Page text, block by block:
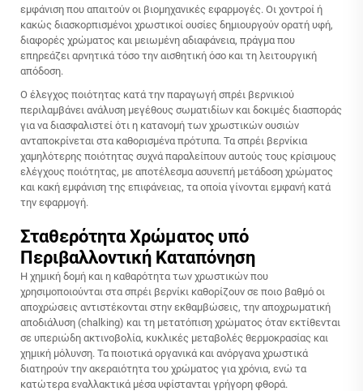
εμφάνιση που απαιτούν οι βιομηχανικές εφαρμογές. Οι χοντροί ή
κακώς διασκορπισμένοι χρωστικοί ουσίες δημιουργούν ορατή υφή,
διαφορές χρώματος και μειωμένη αδιαφάνεια, πράγμα που
επηρεάζει αρνητικά τόσο την αισθητική όσο και τη λειτουργική
απόδοση.
Ο έλεγχος ποιότητας κατά την παραγωγή σπρέι βερνικιού
περιλαμβάνει ανάλυση μεγέθους σωματιδίων και δοκιμές διασποράς
για να διασφαλιστεί ότι η κατανομή των χρωστικών ουσιών
ανταποκρίνεται στα καθορισμένα πρότυπα. Τα σπρέι βερνίκια
χαμηλότερης ποιότητας συχνά παραλείπουν αυτούς τους κρίσιμους
ελέγχους ποιότητας, με αποτέλεσμα ασυνεπή μετάδοση χρώματος
και κακή εμφάνιση της επιφάνειας, τα οποία γίνονται εμφανή κατά
την εφαρμογή.
Σταθερότητα Χρώματος υπό
Περιβαλλοντική Καταπόνηση
Η χημική δομή και η καθαρότητα των χρωστικών που
χρησιμοποιούνται στα σπρέι βερνίκι καθορίζουν σε ποιο βαθμό οι
αποχρώσεις αντιστέκονται στην εκθαμβώσεις, την αποχρωματική
αποδιάλυση (chalking) και τη μετατόπιση χρώματος όταν εκτίθενται
σε υπεριώδη ακτινοβολία, κυκλικές μεταβολές θερμοκρασίας και
χημική μόλυνση. Τα ποιοτικά οργανικά και ανόργανα χρωστικά
διατηρούν την ακεραιότητα του χρώματος για χρόνια, ενώ τα
κατώτερα εναλλακτικά μέσα υφίστανται γρήγορη φθορά.